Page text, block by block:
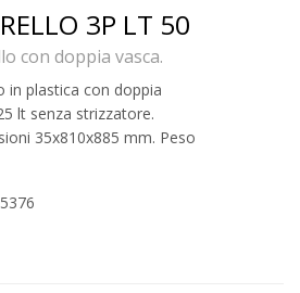
3P LT 50
con doppia vasca.
in plastica con doppia
lt senza strizzatore.
35x810x885 mm. Peso
5376